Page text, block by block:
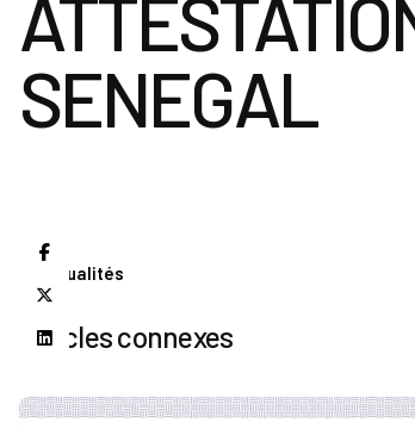
SENEGAL
Actualités
Articles connexes